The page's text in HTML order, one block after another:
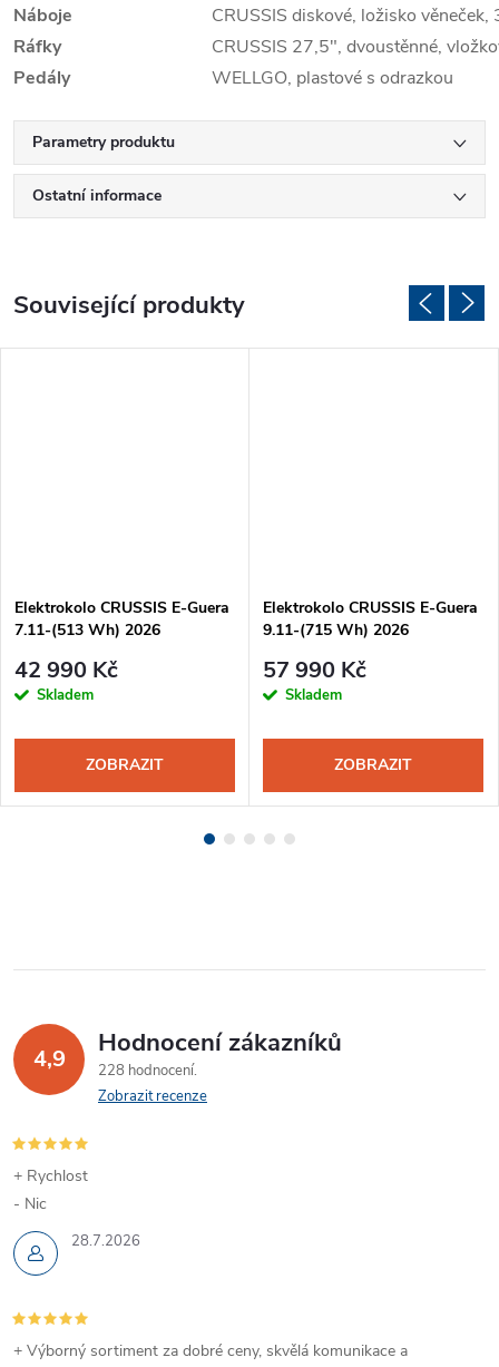
Náboje
CRUSSIS diskové, ložisko věneček,
Ráfky
CRUSSIS 27,5", dvoustěnné,
Pedály
WELLGO, plastové s odrazkou
Parametry produktu
Ostatní informace
Související produkty
Elektrokolo CRUSSIS E-Guera
7.11-(513 Wh) 2026
42 990 Kč
Skladem
ZOBRAZIT
Elektrokolo CRUSSIS E-Guera
9.11-(715 Wh) 2026
57 990 Kč
Skladem
ZOBRAZIT
4,9 Hodnocení zákazníků
228 hodnocení
Zobrazit recenze
28.7.2026
+ Rychlost
- Nic
+ Výborný sortiment za dobré ceny, skvělá komunikace a